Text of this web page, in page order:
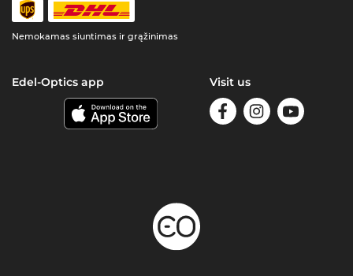
Nemokamas siuntimas ir grąžinimas
Edel-Optics app Visit us